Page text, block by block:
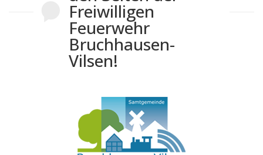
Freiwilligen
Feuerwehr
Bruchhausen-
Vilsen!